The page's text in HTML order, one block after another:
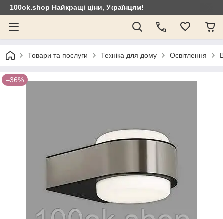
100ok.shop Найкращі ціни, Українцям!
Товари та послуги Техніка для дому Освітлення
–36%